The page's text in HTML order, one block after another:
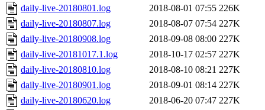
daily-live-20180801.log
2018-08-01 07:55 226K
daily-live-20180807.log
2018-08-07 07:54 227K
daily-live-20180908.log
2018-09-08 08:00 227K
daily-live-20181017.1.log
2018-10-17 02:57 227K
daily-live-20180810.log
2018-08-10 08:21 227K
daily-live-20180901.log
2018-09-01 08:14 227K
daily-live-20180620.log
2018-06-20 07:47 227K